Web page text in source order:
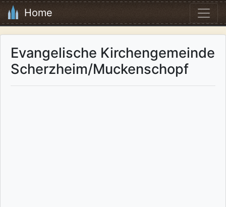
Home
Evangelische Kirchengemeinde
Scherzheim/Muckenschopf